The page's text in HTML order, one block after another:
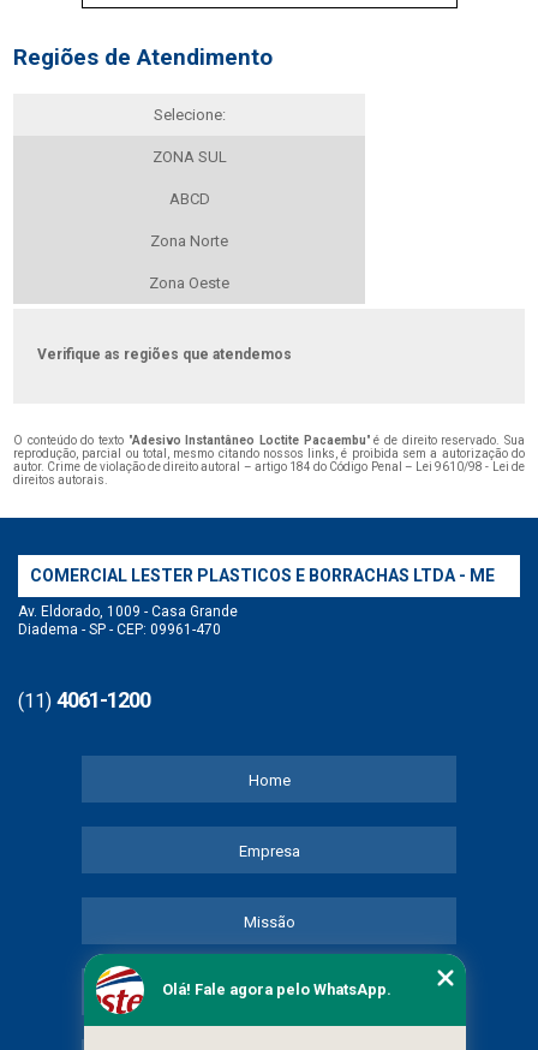
Regiões de Atendimento
Selecione:
ZONA SUL
ABCD
Zona Norte
Zona Oeste
Verifique as regiões que atendemos
O conteúdo do texto "Adesivo Instantâneo Loctite Pacaembu" é de direito reservado. Sua
reprodução, parcial ou total, mesmo citando nossos links, é proibida sem a autorização do
autor. Crime de violação de direito autoral – artigo 184 do Código Penal –
Lei 9610/98 - Lei de
direitos autorais
COMERCIAL LESTER PLASTICOS E BORRACHAS LTDA - ME
Av. Eldorado, 1009 - Casa Grande
Diadema - SP - CEP: 09961-470
(11) 4061-1200
Home
Empresa
Missão
Serviços
Olá! Fale agora pelo WhatsApp.